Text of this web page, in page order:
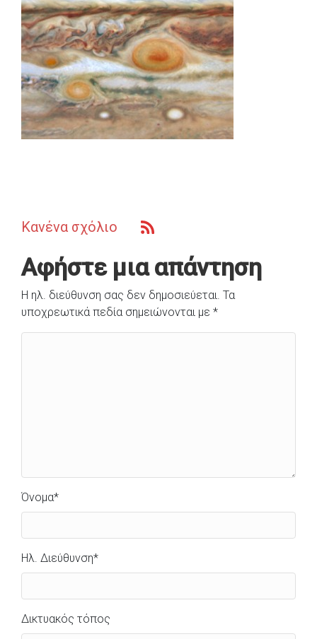
Κανένα σχόλιο
Αφήστε μια απάντηση
Η ηλ. διεύθυνση σας δεν δημοσιεύεται. Τα
υποχρεωτικά πεδία σημειώνονται με *
Όνομα*
Ηλ. Διεύθυνση*
Δικτυακός τόπος